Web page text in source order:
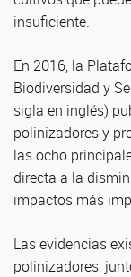
insuficiente.
En 2016, la
Biodiversidad y
sigla en inglés)
polinizadores y
las ocho
directa a la
impactos más
Las evidencias
polinizadores,